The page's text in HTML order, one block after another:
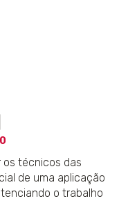
os técnicos das
de uma aplicação
o trabalho